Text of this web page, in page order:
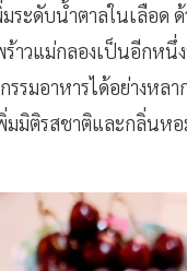
ระดับน้ำตาลในเลือ
วแม่กลองเป็นอีกหนึ่ง
รมอาหารได้อย่างหล
มมิติรสชาติและกลิ่นห